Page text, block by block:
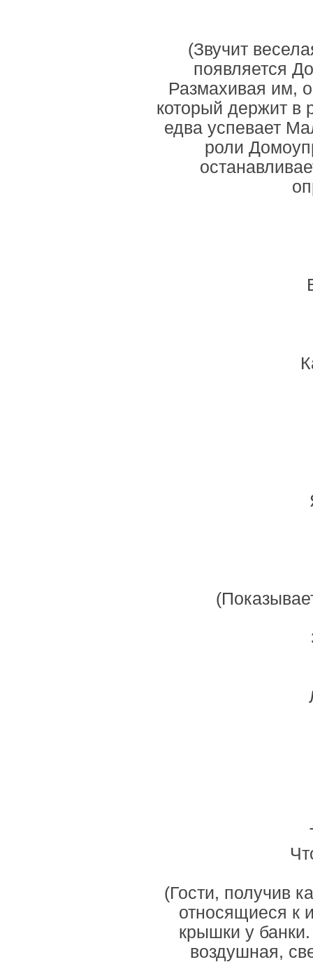
(Звучит
появляется
Размахивая им,
который держит в
едва успевает
роли
(Гости, получив
относящиеся к
крышки у
воздушная,